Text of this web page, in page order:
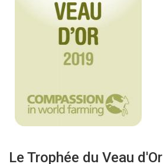
Le Trophée du Veau d'Or